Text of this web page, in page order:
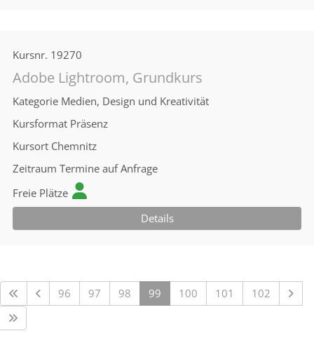
Kursnr. 19270
Adobe Lightroom, Grundkurs
Kategorie Medien, Design und Kreativität
Kursformat Präsenz
Kursort Chemnitz
Zeitraum Termine auf Anfrage
Freie Plätze
Details
96 97 98 99 100 101 102